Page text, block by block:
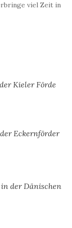
viel Zeit in
Kieler Förde
Eckernförder
der Dänischen